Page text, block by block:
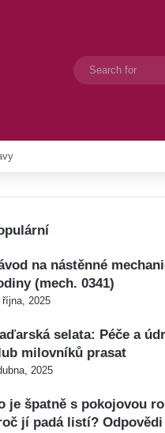
Switch skin
na nástěnné
(mech. 0341)
října, 2025
selata: Péče a
milovníků prasat
2025
je špatně s pokojovou
jí padá listí?